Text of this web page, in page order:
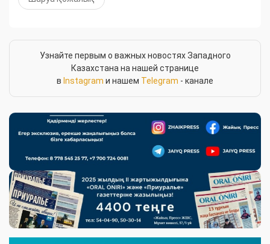
Узнайте первым о важных новостях Западного
Казахстана на нашей странице
в Instagram и нашем Telegram - канале